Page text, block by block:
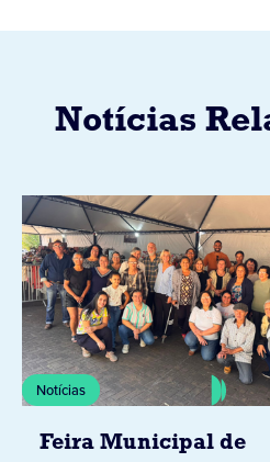
Notícias
Notícias
Feira Municipal de